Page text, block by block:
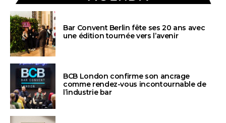
Bar Convent Berlin fête ses 20 ans avec
une édition tournée vers l’avenir
BCB London confirme son ancrage
comme rendez-vous incontournable de
l’industrie bar